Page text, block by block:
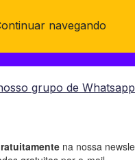
navegando
grupo de Whatsapp